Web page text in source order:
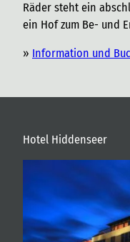
Räder steht ein
ein Hof zum Be- und
» Information und
Hotel Hiddenseer